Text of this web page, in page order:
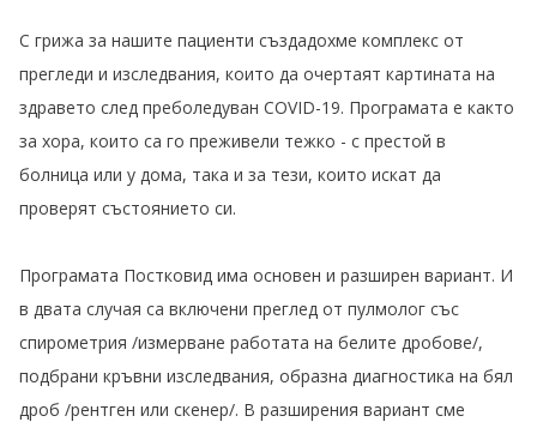
С грижа за нашите пациенти създадохме комплекс от
прегледи и изследвания, които да очертаят картината на
здравето след преболедуван COVID-19. Програмата е както
за хора, които са го преживели тежко - с престой в
болница или у дома, така и за тези, които искат да
проверят състоянието си.
Програмата Постковид има основен и разширен вариант. И
в двата случая са включени преглед от пулмолог със
спирометрия /измерване работата на белите дробове/,
подбрани кръвни изследвания, образна диагностика на бял
дроб /рентген или скенер/. В разширения вариант сме